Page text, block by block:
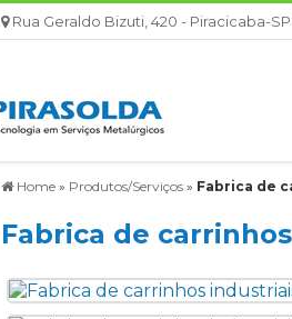
Rua Geraldo Bizuti, 420 - Piracicaba-SP
Home » Produtos/Serviços » Fabrica de
Fabrica de